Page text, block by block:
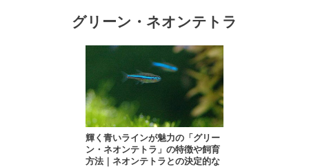
グリーン・ネオンテトラ
輝く青いラインが魅力の「グリー
ン・ネオンテトラ」の特徴や飼育
方法｜ネオンテトラとの決定的な